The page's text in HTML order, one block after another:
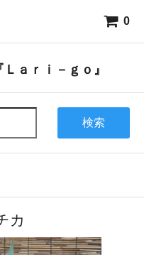
0
ａｒｉ－ｇｏ』
検索
カ